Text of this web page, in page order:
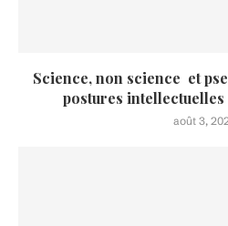
Science, non science et
postures intellectuelles
août 3,